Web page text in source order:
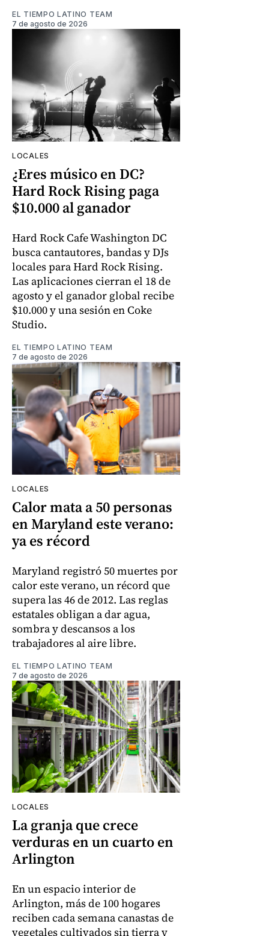
EL TIEMPO LATINO TEAM
7 de agosto de 2026
LOCALES
¿Eres músico en DC?
Hard Rock Rising paga
$10.000 al ganador
Hard Rock Cafe Washington DC
busca cantautores, bandas y DJs
locales para Hard Rock Rising.
Las aplicaciones cierran el 18 de
agosto y el ganador global recibe
$10.000 y una sesión en Coke
Studio.
EL TIEMPO LATINO TEAM
7 de agosto de 2026
LOCALES
Calor mata a 50 personas
en Maryland este verano:
ya es récord
Maryland registró 50 muertes por
calor este verano, un récord que
supera las 46 de 2012. Las reglas
estatales obligan a dar agua,
sombra y descansos a los
trabajadores al aire libre.
EL TIEMPO LATINO TEAM
7 de agosto de 2026
LOCALES
La granja que crece
verduras en un cuarto en
Arlington
En un espacio interior de
Arlington, más de 100 hogares
reciben cada semana canastas de
vegetales cultivados sin tierra y